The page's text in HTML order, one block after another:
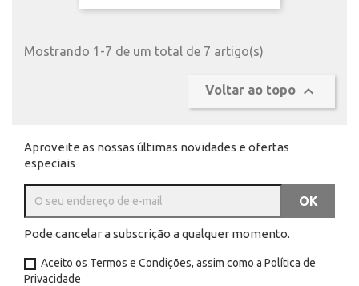
Mostrando 1-7 de um total de 7 artigo(s)
Voltar ao topo 
Aproveite as nossas últimas novidades e ofertas
especiais
Pode cancelar a subscrição a qualquer momento.
Aceito os Termos e Condições, assim como a Política de
Privacidade